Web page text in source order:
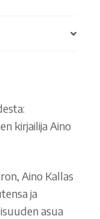
kirjailija Aino
Aino Kallas
ja
asua